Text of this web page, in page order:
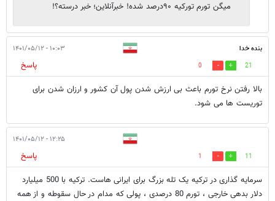
میگن تورم تورکیه ۹۰درصد شده! خبرآنلاین؛ خبر درسته؟!
بنده خدا ۱۰:۰۳ - ۱۴۰۱/۰۵/۱۲
21
0
پاسخ
بالا رفتن نرخ تورم باعث بی ارزش شدن پول آن کشور و ارزان شدن برای
توریست ها می شود.
۱۲:۲۵ - ۱۴۰۱/۰۵/۱۲
11
1
پاسخ
سرمایه گذاری در ترکیه یک تله بزرگ برای ایرانی هاست. ترکیه با 500 میلیارد
دلار بدهی خارجی ، تورم 80 درصدی ، پولی که مدام در حال سقوطه و از همه